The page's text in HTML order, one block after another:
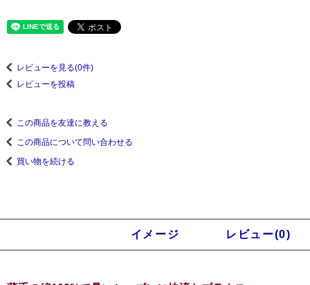
レビューを見る(0件)
レビューを投稿
この商品を友達に教える
この商品について問い合わせる
買い物を続ける
イメージ レビュー(0)